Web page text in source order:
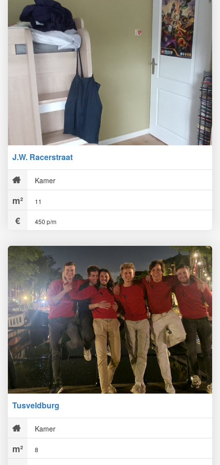
J.W. Racerstraat
Kamer
11
450 p/m
Tusveldburg
Kamer
8